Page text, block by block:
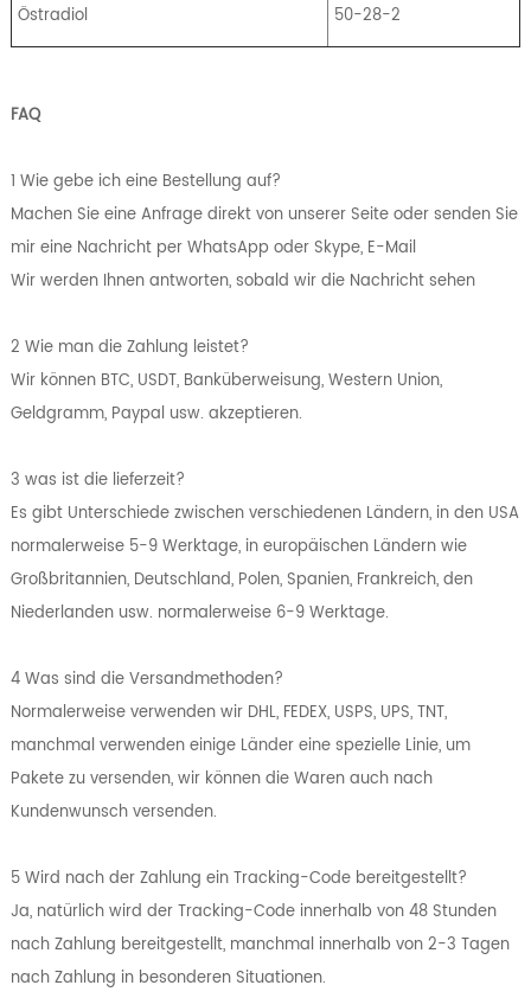
Östradiol 50-28-2
FAQ
1 Wie gebe ich eine Bestellung auf?
Machen Sie eine Anfrage direkt von unserer Seite oder senden Sie
mir eine Nachricht per WhatsApp oder Skype, E-Mail
Wir werden Ihnen antworten, sobald wir die Nachricht sehen
2 Wie man die Zahlung leistet?
Wir können BTC, USDT, Banküberweisung, Western Union,
Geldgramm, Paypal usw. akzeptieren.
3 was ist die lieferzeit?
Es gibt Unterschiede zwischen verschiedenen Ländern, in den USA
normalerweise 5-9 Werktage, in europäischen Ländern wie
Großbritannien, Deutschland, Polen, Spanien, Frankreich, den
Niederlanden usw. normalerweise 6-9 Werktage.
4 Was sind die Versandmethoden?
Normalerweise verwenden wir DHL, FEDEX, USPS, UPS, TNT,
manchmal verwenden einige Länder eine spezielle Linie, um
Pakete zu versenden, wir können die Waren auch nach
Kundenwunsch versenden.
5 Wird nach der Zahlung ein Tracking-Code bereitgestellt?
Ja, natürlich wird der Tracking-Code innerhalb von 48 Stunden
nach Zahlung bereitgestellt, manchmal innerhalb von 2-3 Tagen
nach Zahlung in besonderen Situationen.